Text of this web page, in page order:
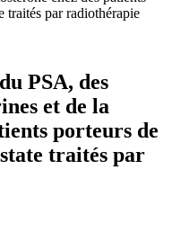
traités par radiothérapie
PSA, des
et de la
porteurs de
traités par